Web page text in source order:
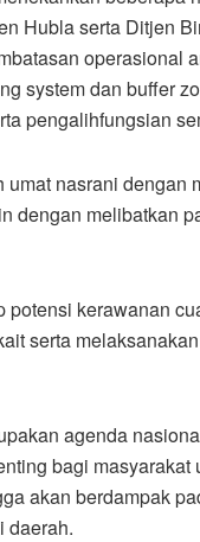
Hubla serta Ditjen
operasional
system dan buffer
pengalihfungsian
nasrani dengan
dengan melibatkan
kerawanan
serta
agenda
bagi
akan berdampak
daerah.